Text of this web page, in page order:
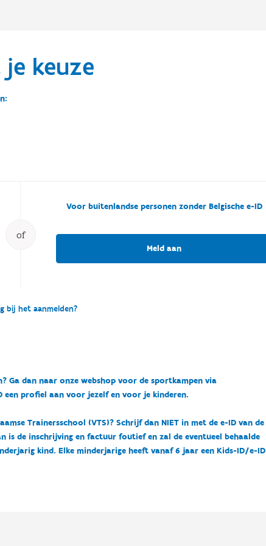
je keuze
of
Voor buitenlandse personen zonder Belgische e-ID
Meld aan
bij het aanmelden?
Ga dan naar onze webshop voor de sportkampen via
een profiel aan voor jezelf en voor je kinderen.
Trainersschool (VTS)? Schrijf dan NIET in met de e-ID van de
is de inschrijving en factuur foutief en zal de eventueel behaalde
kind. Elke minderjarige heeft vanaf 6 jaar een Kids-ID/e-ID